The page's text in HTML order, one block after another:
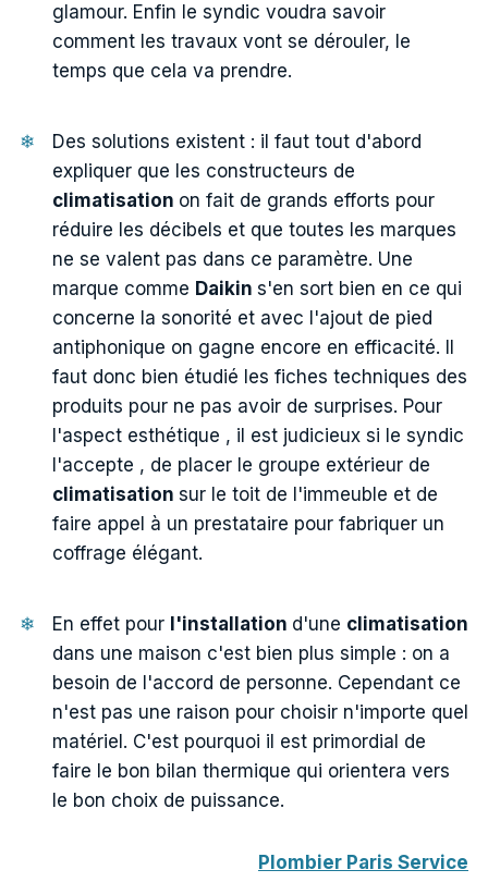
glamour. Enfin le syndic voudra savoir
comment les travaux vont se dérouler, le
temps que cela va prendre.
Des solutions existent : il faut tout d'abord
expliquer que les constructeurs de
climatisation on fait de grands efforts pour
réduire les décibels et que toutes les marques
ne se valent pas dans ce paramètre. Une
marque comme Daikin s'en sort bien en ce qui
concerne la sonorité et avec l'ajout de pied
antiphonique on gagne encore en efficacité. Il
faut donc bien étudié les fiches techniques des
produits pour ne pas avoir de surprises. Pour
l'aspect esthétique , il est judicieux si le syndic
l'accepte , de placer le groupe extérieur de
climatisation sur le toit de l'immeuble et de
faire appel à un prestataire pour fabriquer un
coffrage élégant.
En effet pour l'installation d'une climatisation
dans une maison c'est bien plus simple : on a
besoin de l'accord de personne. Cependant ce
n'est pas une raison pour choisir n'importe quel
matériel. C'est pourquoi il est primordial de
faire le bon bilan thermique qui orientera vers
le bon choix de puissance.
Plombier Paris Service